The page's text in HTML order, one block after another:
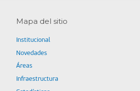
Mapa del sitio
Institucional
Novedades
Áreas
Infraestructura